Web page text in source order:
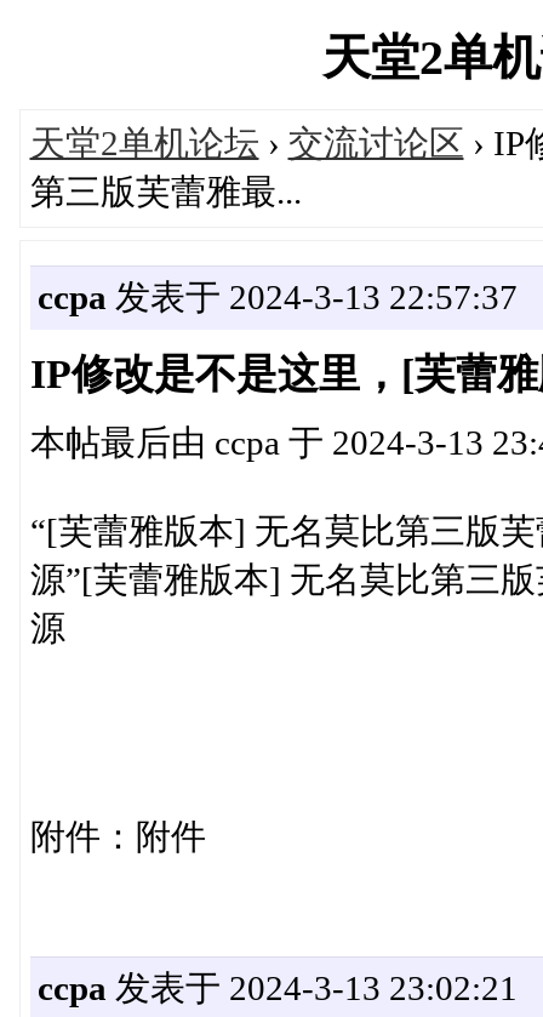
天堂2单
天堂2单机论坛 › 交流讨论区 ›
第三版芙蕾雅最...
ccpa 发表于 2024-3-13 22:57:37
IP修改是不是这里，[芙蕾
本帖最后由 ccpa 于 2024-3-13
“[芙蕾雅版本] 无名莫比第三版
源”[芙蕾雅版本] 无名莫比第三
源
附件：附件
ccpa 发表于 2024-3-13 23:02:21